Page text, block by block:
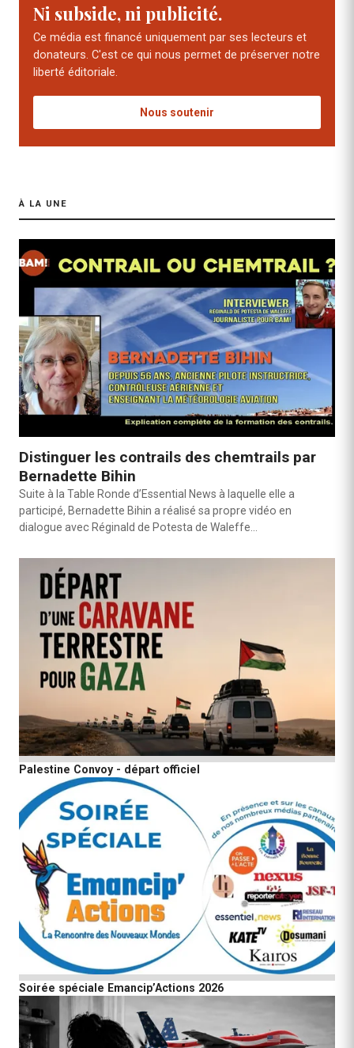
Ni subside, ni publicité.
Ce média est financé uniquement par ses lecteurs et
donateurs. C'est ce qui nous permet de préserver notre
liberté éditoriale.
Nous soutenir
À LA UNE
Distinguer les contrails des chemtrails par
Bernadette Bihin
Suite à la Table Ronde d’Essential News à laquelle elle a
participé, Bernadette Bihin a réalisé sa propre vidéo en
dialogue avec Réginald de Potesta de Waleffe…
Palestine Convoy - départ officiel
Soirée spéciale Emancip’Actions 2026